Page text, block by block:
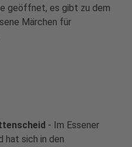
geöffnet, es gibt zu dem
Märchen für
- Im Essener
hat sich in den